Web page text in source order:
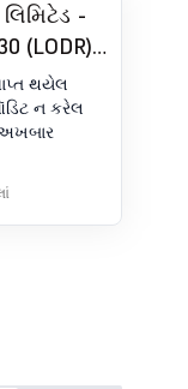
-
(LODR)
થયેલ
ન કરેલ
અખબાર